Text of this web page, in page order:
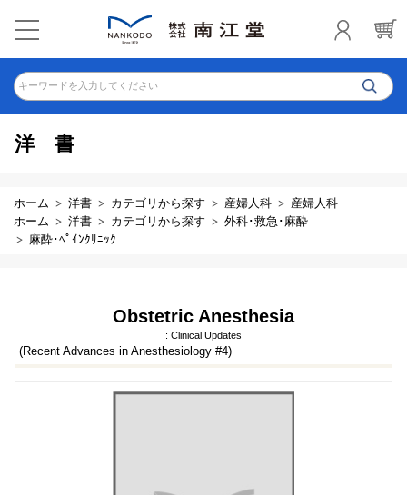
キーワードを入力してください
洋書
ホーム 洋書 カテゴリから探す 産婦人科
産婦人科
ホーム
洋書 カテゴリから探す
外科･救急･麻酔
麻酔･ﾍﾟｲﾝｸﾘﾆｯｸ
Obstetric Anesthesia
: Clinical Updates
(Recent Advances in Anesthesiology #4)